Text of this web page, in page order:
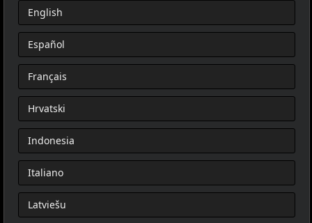
English
Español
Français
Hrvatski
Indonesia
Italiano
Latviešu